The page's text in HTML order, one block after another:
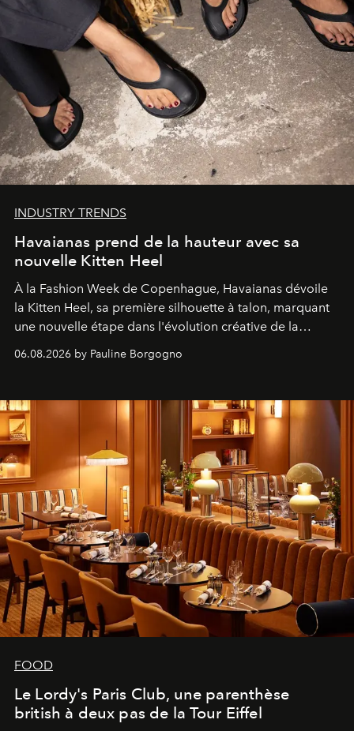
INDUSTRY TRENDS
Havaianas prend de la hauteur avec sa
nouvelle Kitten Heel
À la Fashion Week de Copenhague, Havaianas dévoile
la Kitten Heel, sa première silhouette à talon, marquant
une nouvelle étape dans l'évolution créative de la
06.08.2026 by Pauline Borgogno
FOOD
Le Lordy's Paris Club, une parenthèse
british à deux pas de la Tour Eiffel